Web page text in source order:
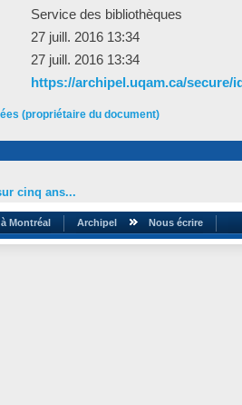
Service des bibliothèques
27 juill. 2016 13:34
27 juill. 2016 13:34
https://archipel.uqam.ca/secure/
(propriétaire du document)
cinq ans...
Montréal Archipel Nous écrire